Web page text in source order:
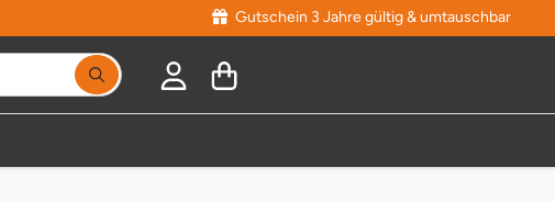
Gutschein 3 Jahre gültig & umtauschbar